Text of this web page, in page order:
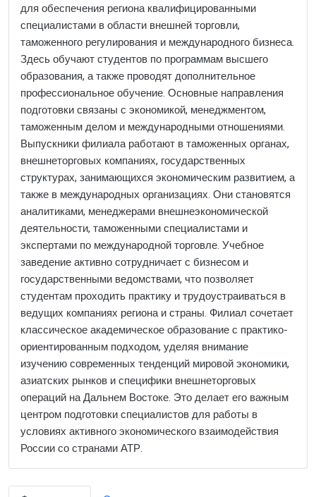
для обеспечения региона квалифицированными
специалистами в области внешней торговли,
таможенного регулирования и международного бизнеса.
Здесь обучают студентов по программам высшего
образования, а также проводят дополнительное
профессиональное обучение. Основные направления
подготовки связаны с экономикой, менеджментом,
таможенным делом и международными отношениями.
Выпускники филиала работают в таможенных органах,
внешнеторговых компаниях, государственных
структурах, занимающихся экономическим развитием, а
также в международных организациях. Они становятся
аналитиками, менеджерами внешнеэкономической
деятельности, таможенными специалистами и
экспертами по международной торговле. Учебное
заведение активно сотрудничает с бизнесом и
государственными ведомствами, что позволяет
студентам проходить практику и трудоустраиваться в
ведущих компаниях региона и страны. Филиал сочетает
классическое академическое образование с практико-
ориентированным подходом, уделяя внимание
изучению современных тенденций мировой экономики,
азиатских рынков и специфики внешнеторговых
операций на Дальнем Востоке. Это делает его важным
центром подготовки специалистов для работы в
условиях активного экономического взаимодействия
России со странами АТР.